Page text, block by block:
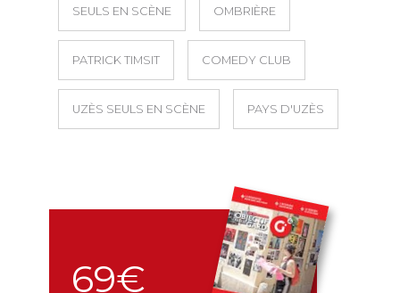
SEULS EN SCÈNE OMBRIÈRE
PATRICK TIMSIT COMEDY CLUB
UZÈS SEULS EN SCÈNE PAYS D'UZÈS
69€